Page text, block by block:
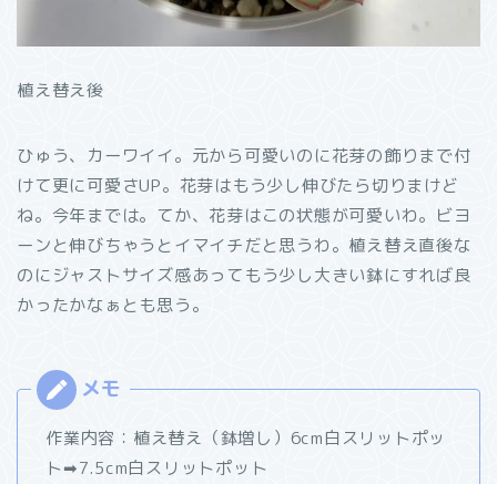
植え替え後
ひゅう、カーワイイ。元から可愛いのに花芽の飾りまで付
けて更に可愛さUP。花芽はもう少し伸びたら切りまけど
ね。今年までは。てか、花芽はこの状態が可愛いわ。ビヨ
ーンと伸びちゃうとイマイチだと思うわ。植え替え直後な
のにジャストサイズ感あってもう少し大きい鉢にすれば良
かったかなぁとも思う。
作業内容：植え替え（鉢増し）6cm白スリットポッ
ト➡7.5cm白スリットポット